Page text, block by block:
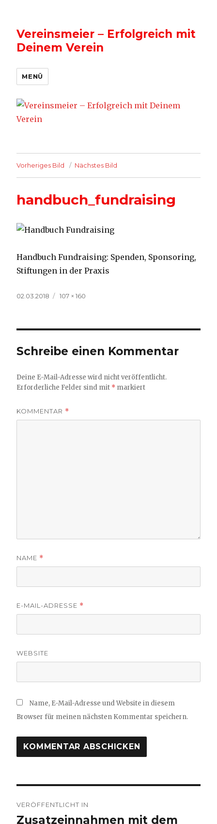
Vereinsmeier – Erfolgreich mit
Deinem Verein
MENÜ
Vorheriges Bild Nächstes Bild
handbuch_fundraising
Handbuch Fundraising: Spenden, Sponsoring,
Stiftungen in der Praxis
Veröffentlicht
02.03.2018
Volle
107 × 160
Schreibe einen Kommentar
Deine E-Mail-Adresse wird nicht veröffentlicht.
Erforderliche Felder sind mit * markiert
KOMMENTAR *
NAME *
E-MAIL-ADRESSE *
WEBSITE
Name, E-Mail-Adresse und Website in diesem
Browser für meinen nächsten Kommentar speichern.
VERÖFFENTLICHT IN
Zusatzeinnahmen mit dem